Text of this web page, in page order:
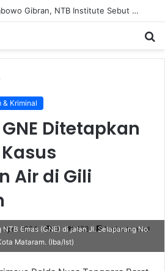
Dukung Program Prabowo Gibran, NTB Institute Sebut MBG dan Kopdes Solusi Percepatan Pembangunan Daerah 3T
& Kriminal
Ditetapkan
Air di Gili
April 2024 0 253 1 minute read
Emas (GNE) di jalan Jl. Selaparang No.
Mataram. (Iba/Ist)